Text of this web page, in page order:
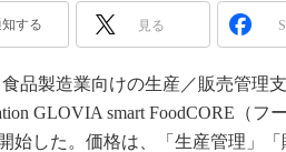
EdgeTech+
日本ものづくりワール
AUTOMOTIVE
産業オープンネット展
ISO26262
3Dプリン
デジタル
する 見る
品製造業向けの生産／販売管理
GLOVIA smart FoodCORE（
始した。価格は、「生産管理」